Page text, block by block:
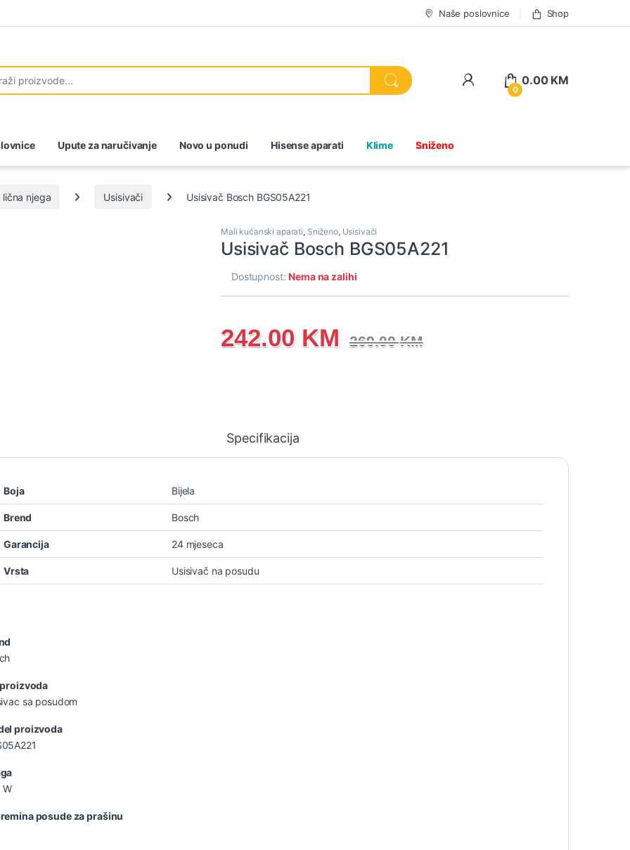
Naše poslovnice Shop
0
0.00 KM
Upute za naručivanje Novo u ponudi Hisense aparati Klime Sniženo
lična njega Usisivači Usisivač Bosch BGS05A221
Mali kućanski aparati, Sniženo, Usisivači
Usisivač Bosch BGS05A221
Dostupnost:Nema na zalihi
242.00 KM 269.00KM
Specifikacija
Boja Bijela
Brend Bosch
Garancija 24 mjeseca
Vrsta Usisivač na posudu
sa posudom
proizvoda
W
posude za prašinu